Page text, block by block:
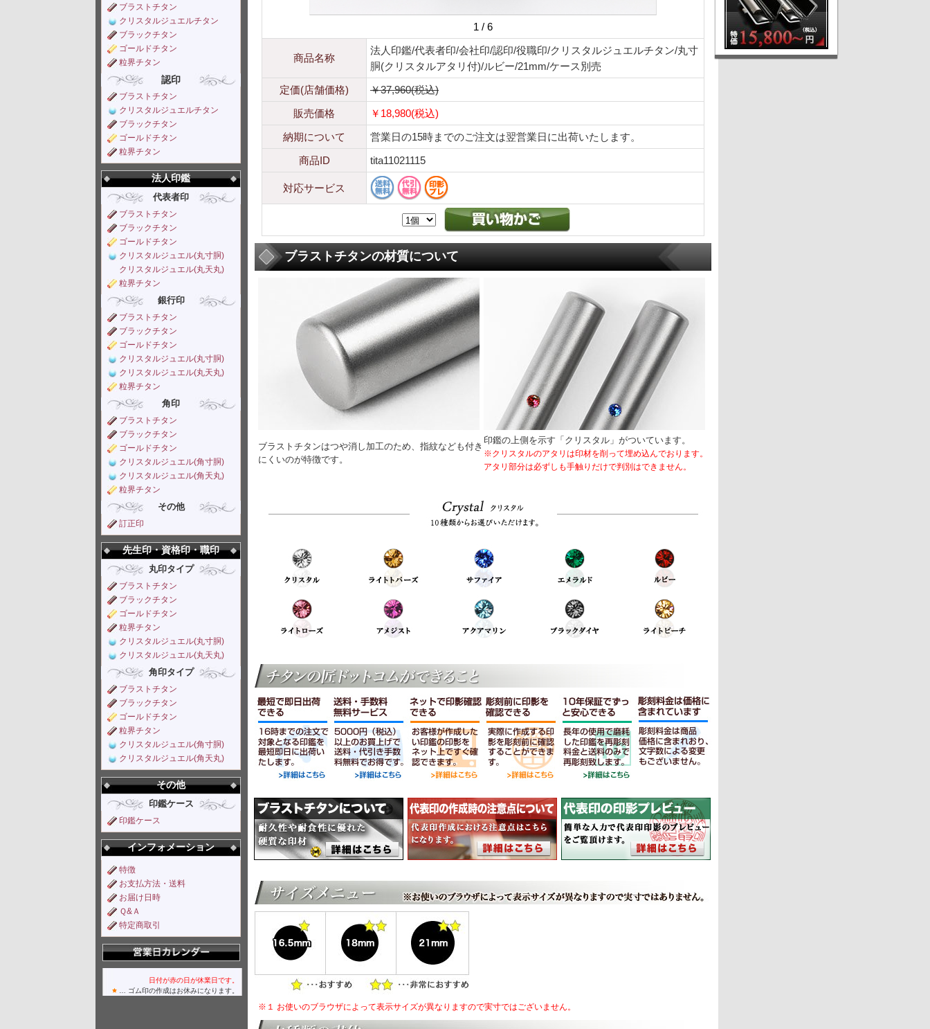
1 / 6
商品名称
法人印鑑/代表者印/会社印/認印/役職印/クリスタルジュエルチタン/丸寸
胴(クリスタルアタリ付)/ルビー/21mm/ケース別売
定価(店舗価格)
￥37,960(税込)
販売価格
￥18,980(税込)
納期について
営業日の15時までのご注文は翌営業日に出荷いたします。
商品ID
tita11021115
対応サービス
ブラストチタンの材質について
ブラストチタンはつや消し加工のため、指紋なども付き
にくいのが特徴です。
印鑑の上側を示す「クリスタル」がついています。
※クリスタルのアタリは印材を削って埋め込んでおります。
アタリ部分は必ずしも手触りだけで判別はできません。
※１ お使いのブラウザによって表示サイズが異なりますので実寸ではございません。
ブラストチタン
クリスタルジュエルチタン
ブラックチタン
ゴールドチタン
粒界チタン
認印
ブラストチタン
クリスタルジュエルチタン
ブラックチタン
ゴールドチタン
粒界チタン
法人印鑑
代表者印
ブラストチタン
ブラックチタン
ゴールドチタン
クリスタルジュエル(丸寸胴)
クリスタルジュエル(丸天丸)
粒界チタン
銀行印
ブラストチタン
ブラックチタン
ゴールドチタン
クリスタルジュエル(丸寸胴)
クリスタルジュエル(丸天丸)
粒界チタン
角印
ブラストチタン
ブラックチタン
ゴールドチタン
クリスタルジュエル(角寸胴)
クリスタルジュエル(角天丸)
粒界チタン
その他
訂正印
先生印・資格印・職印
丸印タイプ
ブラストチタン
ブラックチタン
ゴールドチタン
粒界チタン
クリスタルジュエル(丸寸胴)
クリスタルジュエル(丸天丸)
角印タイプ
ブラストチタン
ブラックチタン
ゴールドチタン
粒界チタン
クリスタルジュエル(角寸胴)
クリスタルジュエル(角天丸)
その他
印鑑ケース
印鑑ケース
インフォメーション
特徴
お支払方法・送料
お届け日時
Ｑ&Ａ
特定商取引
日付が赤の日が休業日です。
… ゴム印の作成はお休みになります。